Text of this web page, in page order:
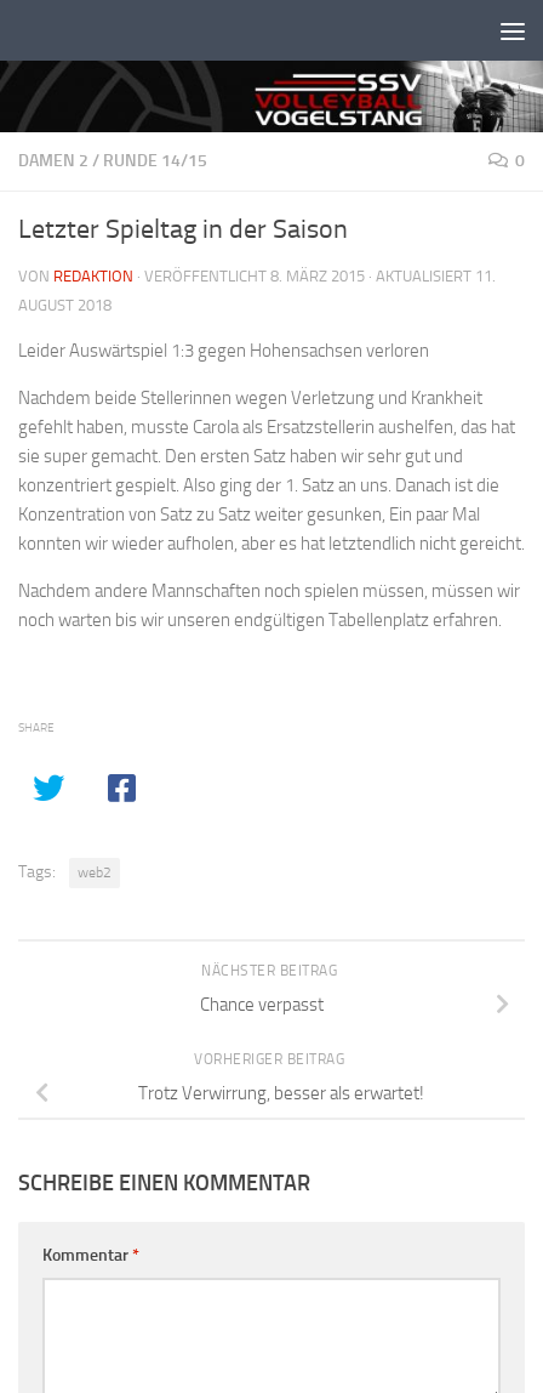
DAMEN 2 / RUNDE 14/15 0
Letzter Spieltag in der Saison
VON REDAKTION · VERÖFFENTLICHT 8. MÄRZ 2015 · AKTUALISIERT 11.
AUGUST 2018
Leider Auswärtspiel 1:3 gegen Hohensachsen verloren
Nachdem beide Stellerinnen wegen Verletzung und Krankheit
gefehlt haben, musste Carola als Ersatzstellerin aushelfen, das hat
sie super gemacht. Den ersten Satz haben wir sehr gut und
konzentriert gespielt. Also ging der 1. Satz an uns. Danach ist die
Konzentration von Satz zu Satz weiter gesunken, Ein paar Mal
konnten wir wieder aufholen, aber es hat letztendlich nicht gereicht.
Nachdem andere Mannschaften noch spielen müssen, müssen wir
noch warten bis wir unseren endgültigen Tabellenplatz erfahren.
SHARE
Tags: web2
NÄCHSTER BEITRAG
Chance verpasst
VORHERIGER BEITRAG
Trotz Verwirrung, besser als erwartet!
SCHREIBE EINEN KOMMENTAR
Kommentar*